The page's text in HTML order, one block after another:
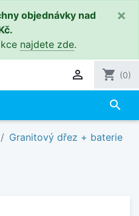
objednávky nad
najdete zde.
×
 shopping_cart (0)
search
Granitový dřez + baterie